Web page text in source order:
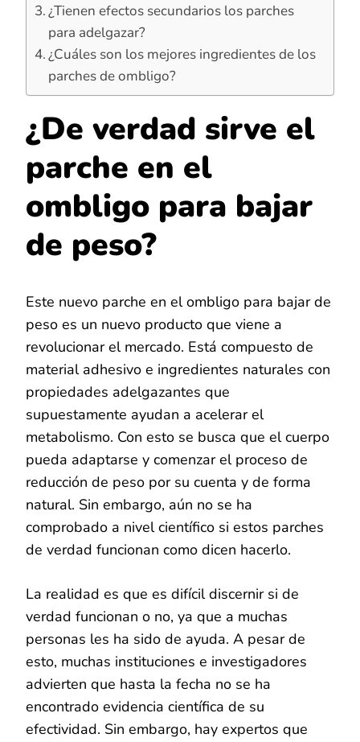
¿Tienen efectos secundarios los parches
para adelgazar?
¿Cuáles son los mejores ingredientes de los
parches de ombligo?
¿De verdad sirve el
parche en el
ombligo para bajar
de peso?
Este nuevo parche en el ombligo para bajar de
peso es un nuevo producto que viene a
revolucionar el mercado. Está compuesto de
material adhesivo e ingredientes naturales con
propiedades adelgazantes que
supuestamente ayudan a acelerar el
metabolismo. Con esto se busca que el cuerpo
pueda adaptarse y comenzar el proceso de
reducción de peso por su cuenta y de forma
natural. Sin embargo, aún no se ha
comprobado a nivel científico si estos parches
de verdad funcionan como dicen hacerlo.
La realidad es que es difícil discernir si de
verdad funcionan o no, ya que a muchas
personas les ha sido de ayuda. A pesar de
esto, muchas instituciones e investigadores
advierten que hasta la fecha no se ha
encontrado evidencia científica de su
efectividad. Sin embargo, hay expertos que